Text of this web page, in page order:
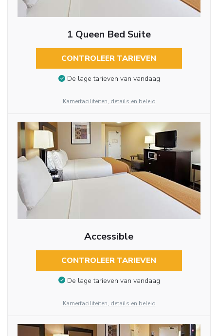
1 Queen Bed Suite
CONTROLEER TARIEVEN
De lage tarieven van vandaag
Kamerfaciliteiten, details en beleid
Accessible
CONTROLEER TARIEVEN
De lage tarieven van vandaag
Kamerfaciliteiten, details en beleid